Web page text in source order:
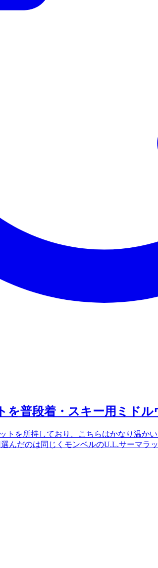
普段着・スキー用ミドル
トを所持しており、こちらはかなり温か
んだのは同じくモンベルのU.L.サーマ